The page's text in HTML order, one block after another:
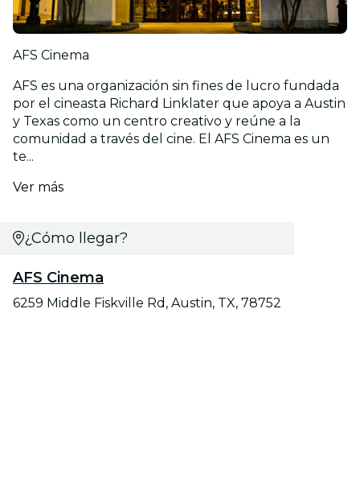
AFS Cinema
AFS es una organización sin fines de lucro fundada
por el cineasta Richard Linklater que apoya a Austin
y Texas como un centro creativo y reúne a la
comunidad a través del cine. El AFS Cinema es un
te...
Ver más
¿Cómo llegar?
AFS Cinema
6259 Middle Fiskville Rd, Austin, TX, 78752